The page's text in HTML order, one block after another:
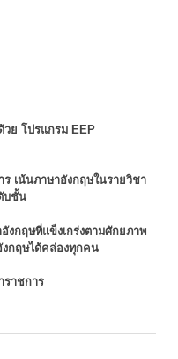
ย โปรแกรม EEP
เน้นภาษาอังกฤษในรายวิชา
บชั้น
กฤษที่แข็งเกร่งตามศักยภาพ
กฤษได้คล่องทุกคน
ราชการ